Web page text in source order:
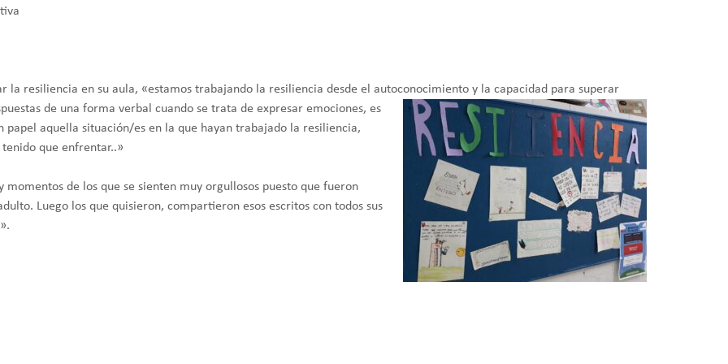
resiliencia en su aula, «estamos trabajando la resiliencia desde el autoconocimiento y la capacidad para superar
de una forma verbal cuando se trata de expresar emociones, es
papel aquella situación/es en la que hayan trabajado la resiliencia,
que enfrentar..»
de los que se sienten muy orgullosos puesto que fueron
Luego los que quisieron, compartieron esos escritos con todos sus